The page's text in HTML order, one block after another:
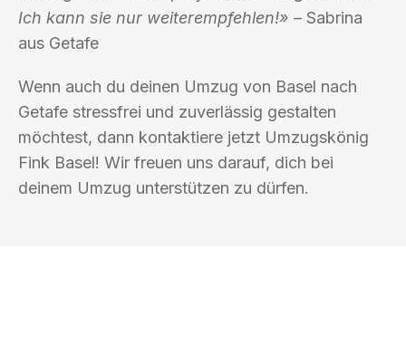
Ich kann sie nur weiterempfehlen!» – Sabrina
aus Getafe
Wenn auch du deinen Umzug von Basel nach
Getafe stressfrei und zuverlässig gestalten
möchtest, dann kontaktiere jetzt Umzugskönig
Fink Basel! Wir freuen uns darauf, dich bei
deinem Umzug unterstützen zu dürfen.